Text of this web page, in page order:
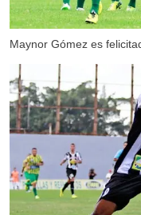
Maynor Gómez es